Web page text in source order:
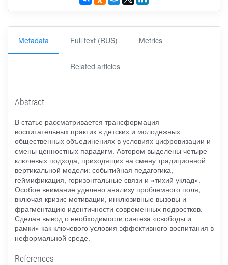
Metadata Full text (RUS) Metrics
Related articles
Abstract
В статье рассматривается трансформация
воспитательных практик в детских и молодежных
общественных объединениях в условиях цифровизации и
смены ценностных парадигм. Автором выделены четыре
ключевых подхода, приходящих на смену традиционной
вертикальной модели: событийная педагогика,
геймификация, горизонтальные связи и «тихий уклад».
Особое внимание уделено анализу проблемного поля,
включая кризис мотивации, инклюзивные вызовы и
фрагментацию идентичности современных подростков.
Сделан вывод о необходимости синтеза «свободы и
рамки» как ключевого условия эффективного воспитания в
неформальной среде.
References